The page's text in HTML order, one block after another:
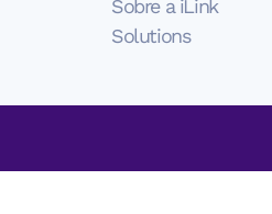
Sobre a iLink
Solutions